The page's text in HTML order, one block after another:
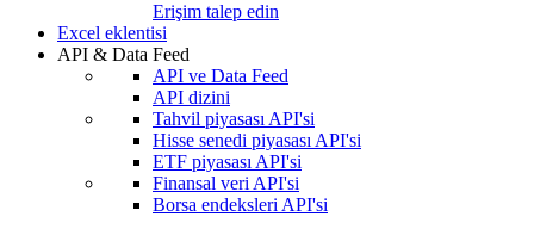
Erişim talep edin
Excel eklentisi
API & Data Feed
API ve Data Feed
API dizini
Tahvil piyasası API'si
Hisse senedi piyasası API'si
ETF piyasası API'si
Finansal veri API'si
Borsa endeksleri API'si